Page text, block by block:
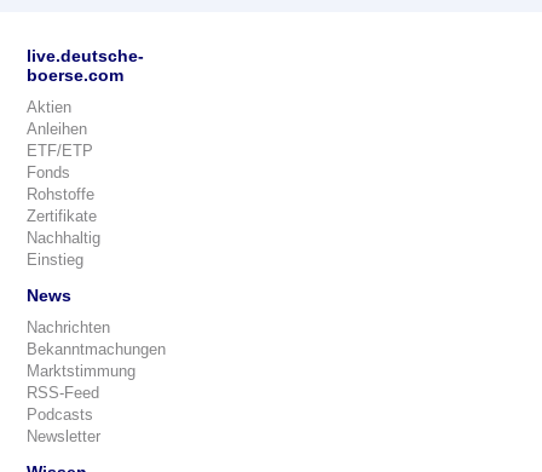
live.deutsche-
boerse.com
Aktien
Anleihen
ETF/ETP
Fonds
Rohstoffe
Zertifikate
Nachhaltig
Einstieg
News
Nachrichten
Bekanntmachungen
Marktstimmung
RSS-Feed
Podcasts
Newsletter